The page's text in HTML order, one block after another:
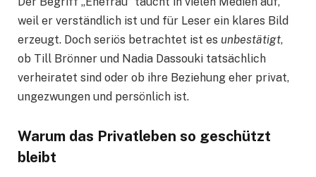
weil er verständlich ist und für Leser ein klares Bild
erzeugt. Doch seriös betrachtet ist es unbestätigt,
ob Till Brönner und Nadia Dassouki tatsächlich
verheiratet sind oder ob ihre Beziehung eher privat,
ungezwungen und persönlich ist.
Warum das Privatleben so geschützt
bleibt